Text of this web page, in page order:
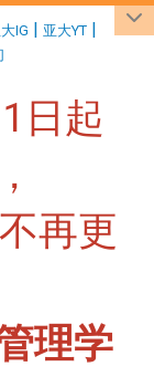
IG | 亚大YT |
日起
再更
理学